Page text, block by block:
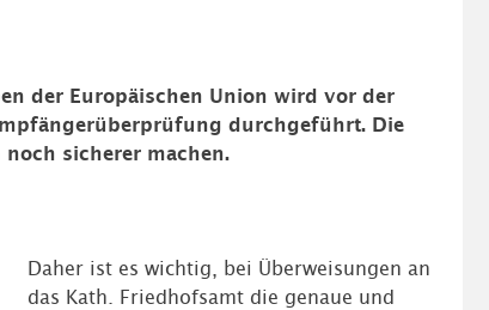
der Europäischen Union wird vor der
durchgeführt. Die
sicherer machen.
Daher ist es wichtig, bei Überweisungen an
das Kath. Friedhofsamt die genaue und